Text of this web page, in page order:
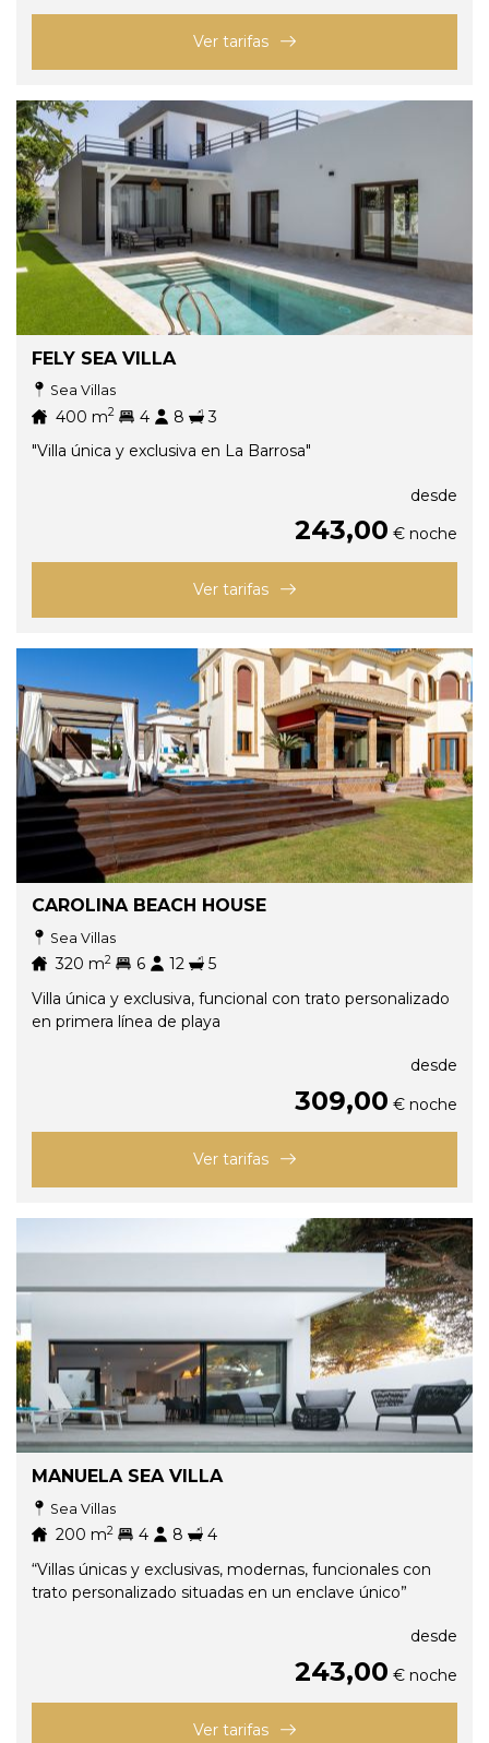
Ver tarifas
FELY SEA VILLA
Sea Villas
400 m2 4 8
3
"Villa única y exclusiva en La Barrosa"
desde
243,00 € noche
Ver tarifas
CAROLINA BEACH HOUSE
Sea Villas
320 m2 6 12
5
Villa única y exclusiva, funcional con trato personalizado
en primera línea de playa
desde
309,00 € noche
Ver tarifas
MANUELA SEA VILLA
Sea Villas
200 m2 4 8
4
“Villas únicas y exclusivas, modernas, funcionales con
trato personalizado situadas en un enclave único”
desde
243,00 € noche
Ver tarifas